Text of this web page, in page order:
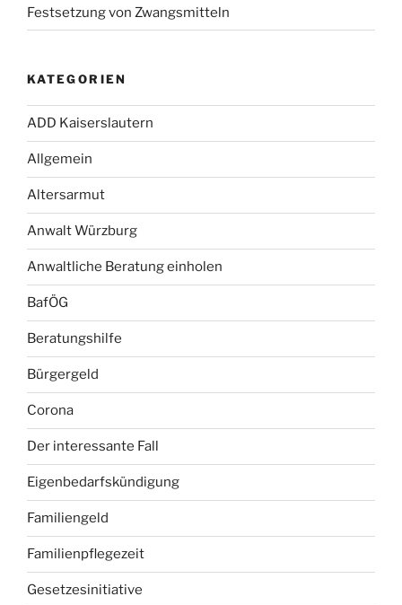
Festsetzung von Zwangsmitteln
KATEGORIEN
ADD Kaiserslautern
Allgemein
Altersarmut
Anwalt Würzburg
Anwaltliche Beratung einholen
BafÖG
Beratungshilfe
Bürgergeld
Corona
Der interessante Fall
Eigenbedarfskündigung
Familiengeld
Familienpflegezeit
Gesetzesinitiative